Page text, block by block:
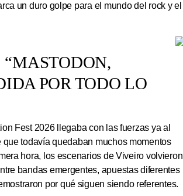
un duro golpe para el mundo del rock y el
“MASTODON,
POR TODO LO
Fest 2026 llegaba con las fuerzas ya al
que todavía quedaban muchos momentos
hora, los escenarios de Viveiro volvieron
bandas emergentes, apuestas diferentes
por qué siguen siendo referentes.